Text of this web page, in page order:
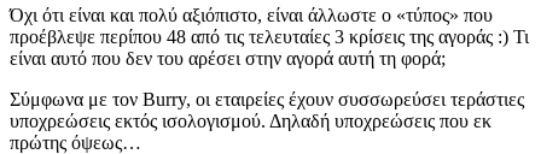
Όχι ότι είναι και πολύ αξιόπιστο, είναι άλλωστε ο «τύπος» που
προέβλεψε περίπου 48 από τις τελευταίες 3 κρίσεις της αγοράς :) Τι
είναι αυτό που δεν του αρέσει στην αγορά αυτή τη φορά;
Σύμφωνα με τον Burry, οι εταιρείες έχουν συσσωρεύσει τεράστιες
υποχρεώσεις εκτός ισολογισμού. Δηλαδή υποχρεώσεις που εκ
πρώτης όψεως…